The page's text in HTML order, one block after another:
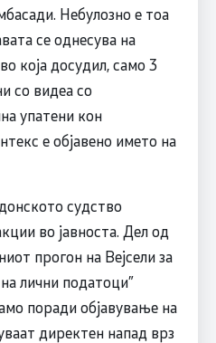
Небулозно е тоа
се однесува на
која досудил, само 3
со видеа со
упатени кон
е објавено името на
судство
во јавноста. Дел од
прогон на Вејсели за
лични податоци”
поради објавување на
директен напад врз